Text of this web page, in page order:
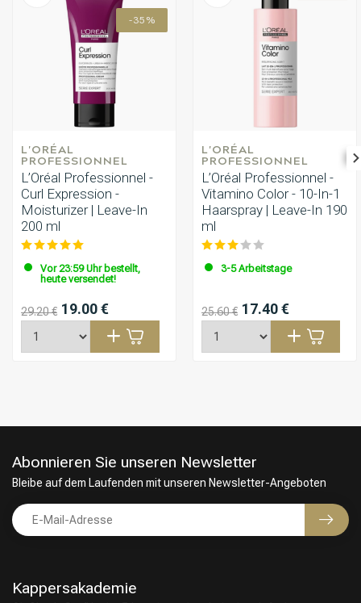
-35%
L'ORÉAL
PROFESSIONNEL
L’Oréal Professionnel -
Curl Expression -
Moisturizer | Leave-In
200 ml
Vor 23:59 Uhr bestellt,
heute versendet!
29.20 € 19.00 €
L'ORÉAL
PROFESSIONNEL
L’Oréal Professionnel -
Vitamino Color - 10-In-1
Haarspray | Leave-In 190
ml
3-5 Arbeitstage
25.60 € 17.40 €
Kappersakademie
Abonnieren Sie unseren Newsletter
Bleibe auf dem Laufenden mit unseren Newsletter-Angeboten